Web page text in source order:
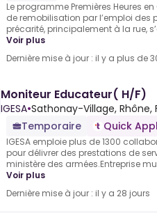
Le programme Premières Heures
de remobilisation par l’emploi
précarité, principalement à la rue,
Voir plus
Dernière mise à jour : il y a plus de
Moniteur Educateur( H/F)
IGESA•Sathonay-Village, Rhône,
Temporaire
Quick
IGESA emploie plus de 1300
pour délivrer des prestations de
ministère des armées.Entreprise
Voir plus
Dernière mise à jour : il y a 28 jours